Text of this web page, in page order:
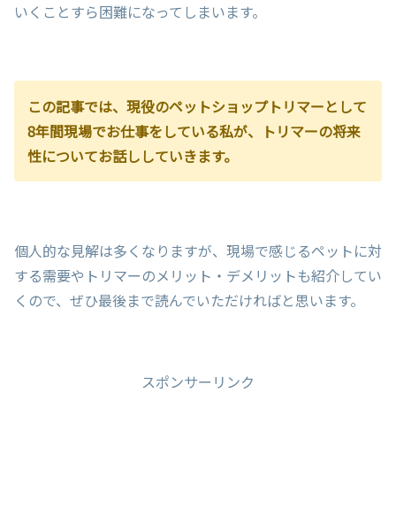
いくことすら困難になってしまいます。
この記事では、現役のペットショップトリマーとして
8年間現場でお仕事をしている私が、トリマーの将来
性についてお話ししていきます。
個人的な見解は多くなりますが、現場で感じるペットに対
する需要やトリマーのメリット・デメリットも紹介してい
くので、ぜひ最後まで読んでいただければと思います。
スポンサーリンク